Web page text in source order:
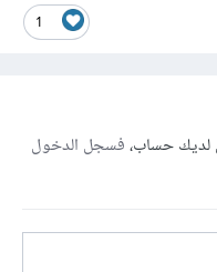
1
لديك حساب،فسجل الدخول